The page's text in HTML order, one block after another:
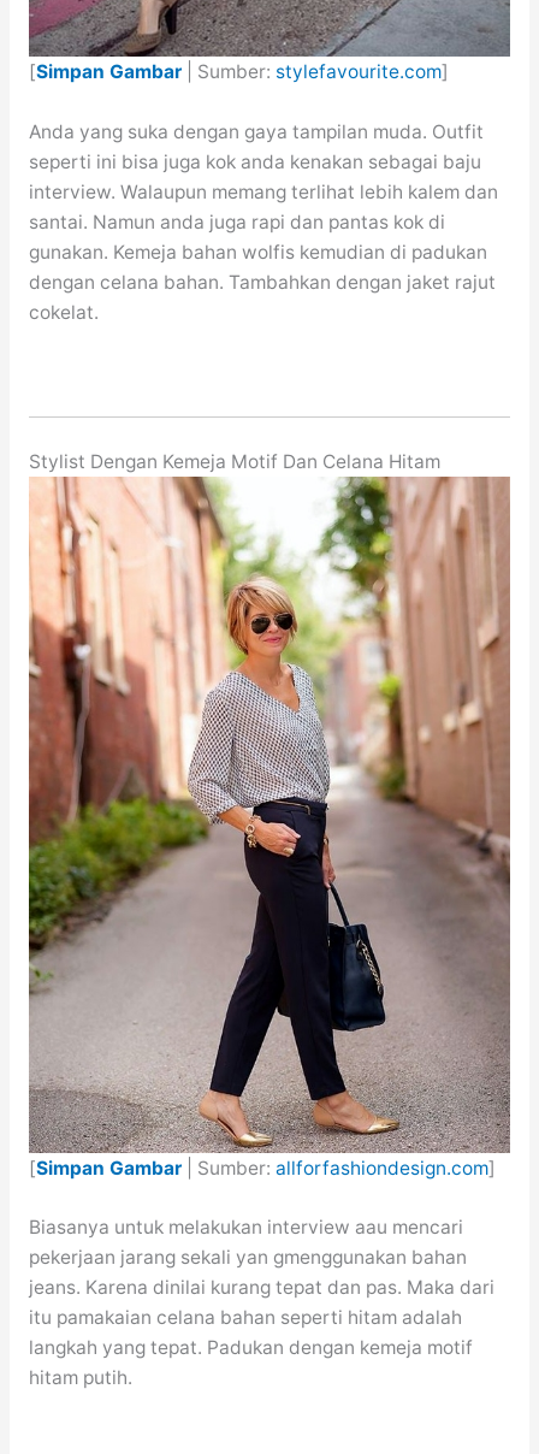
[Simpan Gambar| Sumber: stylefavourite.com]
Anda yang suka dengan gaya tampilan muda. Outfit
seperti ini bisa juga kok anda kenakan sebagai baju
interview. Walaupun memang terlihat lebih kalem dan
santai. Namun anda juga rapi dan pantas kok di
gunakan. Kemeja bahan wolfis kemudian di padukan
dengan celana bahan. Tambahkan dengan jaket rajut
cokelat.
Stylist Dengan Kemeja Motif Dan Celana Hitam
[Simpan Gambar| Sumber: allforfashiondesign.com]
Biasanya untuk melakukan interview aau mencari
pekerjaan jarang sekali yan gmenggunakan bahan
jeans. Karena dinilai kurang tepat dan pas. Maka dari
itu pamakaian celana bahan seperti hitam adalah
langkah yang tepat. Padukan dengan kemeja motif
hitam putih.